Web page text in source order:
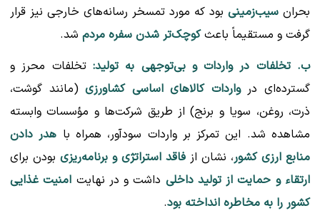
بحران سیب‌زمینی بود که مورد تمسخر رسانه‌های خارجی نیز قرار
گرفت و مستقیماً باعثکوچک‌تر شدن سفره مردم شد.
ب. تخلفات در واردات و بی‌توجهی به تولید: تخلفات محرز و
گسترده‌ای درواردات کالاهای اساسی کشاورزی(مانند گوشت،
ذرت، روغن، سویا و برنج) از طریق شرکت‌ها و مؤسسات وابسته
مشاهده شد. این تمرکز بر واردات سودآور، همراه با هدر دادن
منابع ارزی کشور، نشان از فاقد استراتژی و برنامه‌ریزی بودن برای
ارتقاء و حمایت از تولید داخلی داشت و در نهایت امنیت غذایی
کشور را به مخاطره انداخته بود.